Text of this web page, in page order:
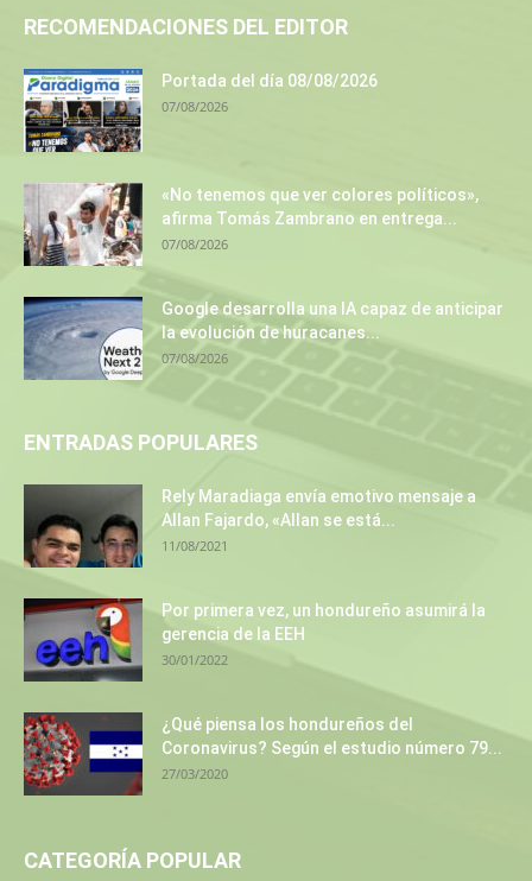
RECOMENDACIONES DEL EDITOR
Portada del día 08/08/2026
07/08/2026
«No tenemos que ver colores políticos»,
afirma Tomás Zambrano en entrega...
07/08/2026
Google desarrolla una IA capaz de anticipar
la evolución de huracanes...
07/08/2026
ENTRADAS POPULARES
Rely Maradiaga envía emotivo mensaje a
Allan Fajardo, «Allan se está...
11/08/2021
Por primera vez, un hondureño asumirá la
gerencia de la EEH
30/01/2022
¿Qué piensa los hondureños del
Coronavirus? Según el estudio número 79...
27/03/2020
CATEGORÍA POPULAR